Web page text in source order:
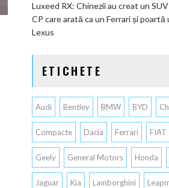
Luxeed RX: Chinezii au creat un
CP care arată ca un Ferrari și poartă
Lexus
ETICHETE
Audi Bentley BMW BYD
Compacte Dacia Ferrari FIAT
Geely General Motors Honda
Jaguar Kia Lamborghini